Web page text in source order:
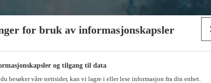
for bruk av informasjonskapsler
og tilgang til data
besøker våre nettsider, kan vi lagre i eller lese informasjon fra din enhet.